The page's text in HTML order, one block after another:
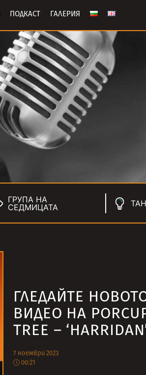
ПОДКАСТ ГАЛЕРИЯ
ГРУПА НА
СЕДМИЦАТА
ГЛЕДАЙТЕ
ВИДЕО НА
TREE –
7 ноември 2023
00:21